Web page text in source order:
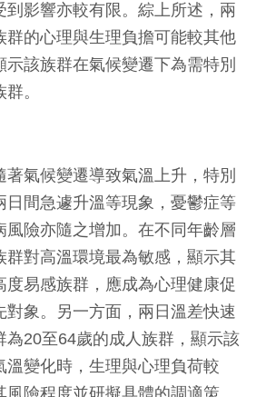
到影響亦較有限。綜上所述，兩
群的心理與生理負擔可能較其他
該族群在氣候變遷下為需特別
。
氣候變遷導致氣溫上升，特別
日間急遽升溫等現象，憂鬱症等
風險亦隨之增加。在不同年齡層
群對高溫環境最為敏感，顯示其
度易感族群，應成為心理健康促
對象。另一方面，兩日溫差快速
為20至64歲的成人族群，顯示該
溫變化時，生理與心理負荷較